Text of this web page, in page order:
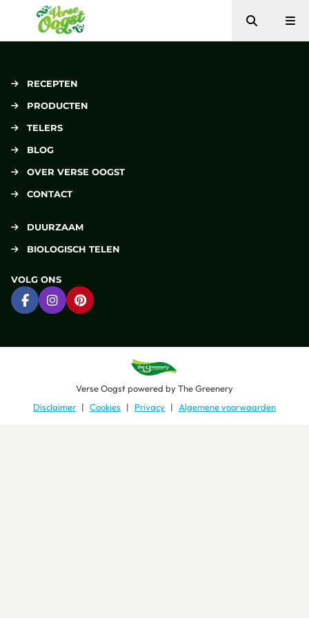
Verse Oogst
Zoeken
RECEPTEN
PRODUCTEN
TELERS
BLOG
OVER VERSE OOGST
CONTACT
DUURZAAM
BIOLOGISCH TELEN
VOLG ONS
Ga naar Facebook
Ga naar Instagram
Ga naar Pinterest
Verse Oogstpowered byThe Greenery
Disclaimer
Cookies Privacy Algemene voorwaarden